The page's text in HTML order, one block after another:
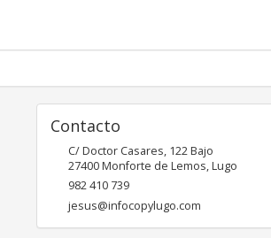
Contacto
C/ Doctor Casares, 122 Bajo
27400Monforte de Lemos,Lugo
982 410 739
jesus@infocopylugo.com